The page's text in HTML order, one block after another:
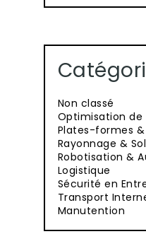
Non classé
Optimisation de
Plates-formes &
Rayonnage &
Robotisation &
Logistique
Sécurité en
Transport
Manutention